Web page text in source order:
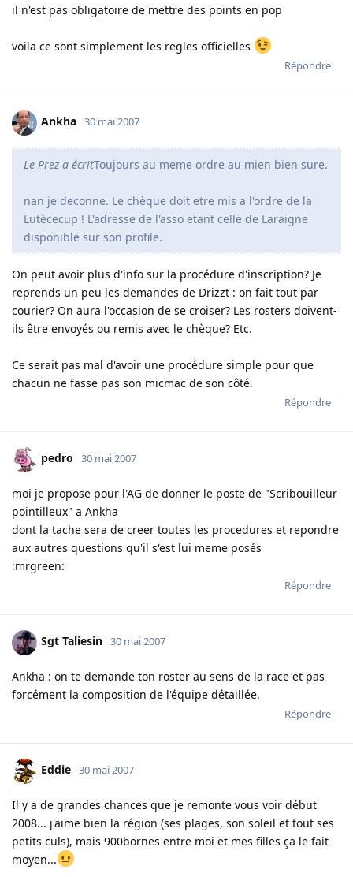
il n'est pas obligatoire de mettre des points en pop
voila ce sont simplement les regles officielles
Répondre
Ankha 30 mai 2007
Le Prez a écritToujours au meme ordre au mien bien sure.
nan je deconne. Le chèque doit etre mis a l'ordre de la
Lutècecup ! L'adresse de l'asso etant celle de Laraigne
disponible sur son profile.
On peut avoir plus d'info sur la procédure d'inscription? Je
reprends un peu les demandes de Drizzt : on fait tout par
courier? On aura l'occasion de se croiser? Les rosters doivent-
ils être envoyés ou remis avec le chèque? Etc.
Ce serait pas mal d'avoir une procédure simple pour que
chacun ne fasse pas son micmac de son côté.
Répondre
pedro 30 mai 2007
moi je propose pour l'AG de donner le poste de "Scribouilleur
pointilleux" a Ankha
dont la tache sera de creer toutes les procedures et repondre
aux autres questions qu'il s'est lui meme posés
:mrgreen:
Répondre
Sgt Taliesin 30 mai 2007
Ankha : on te demande ton roster au sens de la race et pas
forcément la composition de l'équipe détaillée.
Répondre
Eddie 30 mai 2007
Il y a de grandes chances que je remonte vous voir début
2008... j'aime bien la région (ses plages, son soleil et tout ses
petits culs), mais 900bornes entre moi et mes filles ça le fait
moyen...